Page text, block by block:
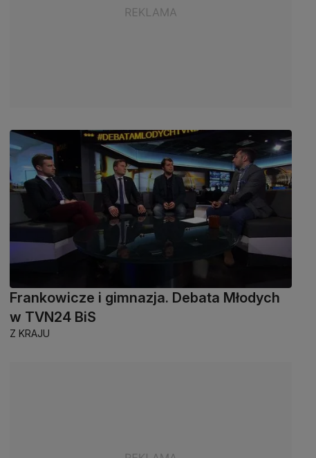
Frankowicze i gimnazja. Debata Młodych
w TVN24 BiS
Z KRAJU